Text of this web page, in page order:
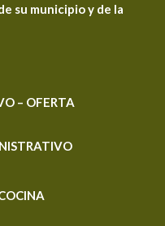
su municipio y de la
– OFERTA